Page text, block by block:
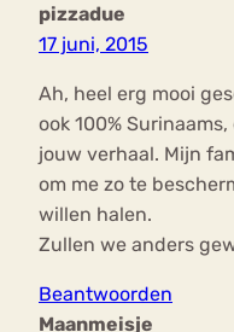
pizzadue
17 juni, 2015
Ah, heel erg mooi
ook 100%
jouw verhaal. Mijn
om me zo te
willen halen.
Zullen we anders
Beantwoorden
Maanmeisje